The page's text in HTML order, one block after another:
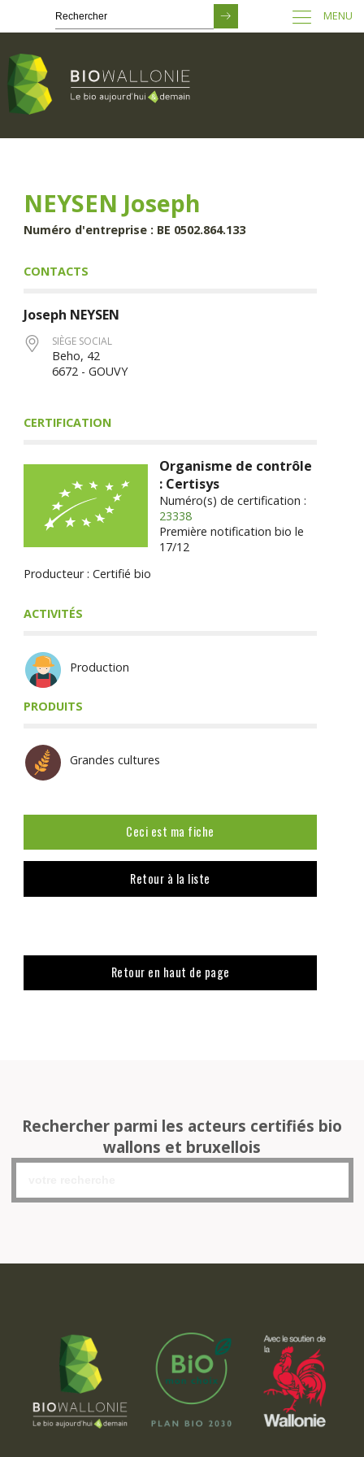
principal
MENU
NEYSEN Joseph
Numéro d'entreprise : BE 0502.864.133
CONTACTS
Joseph NEYSEN
SIÈGE SOCIAL
Beho, 42
6672 - GOUVY
CERTIFICATION
Organisme de contrôle
: Certisys
Numéro(s) de certification :
23338
Première notification bio le
17/12
Producteur : Certifié bio
ACTIVITÉS
Production
PRODUITS
Grandes cultures
Ceci est ma fiche
Retour à la liste
Retour en haut de page
Rechercher parmi les acteurs certifiés bio
wallons et bruxellois